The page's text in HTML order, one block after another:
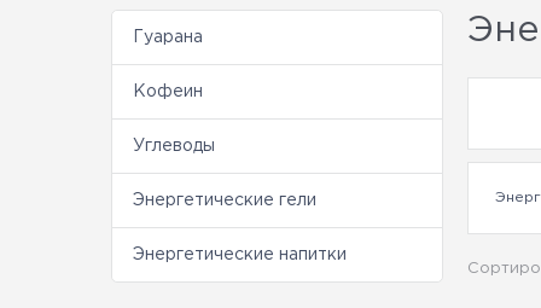
Гуарана
Кофеин
Углеводы
Энергетические гели
Энергетические напитки